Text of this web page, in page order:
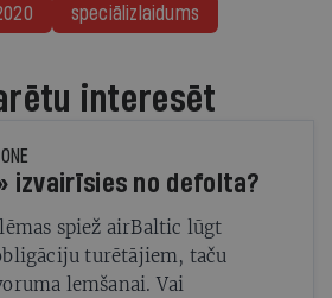
speciālizlaidums
interesēt
izvairīsies no defolta?
spiež airBaltic lūgt
turētājiem, taču
lemšanai. Vai